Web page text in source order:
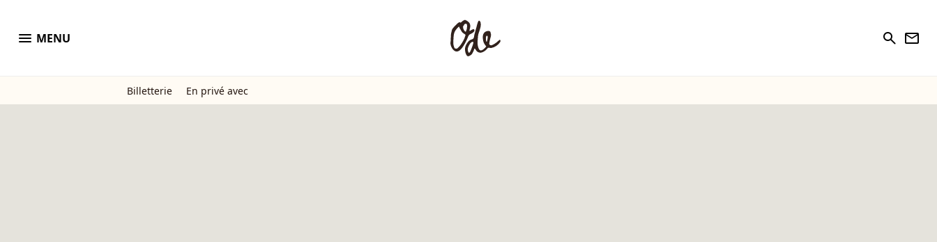
menu MENU search newsletter
Billetterie En privé avec